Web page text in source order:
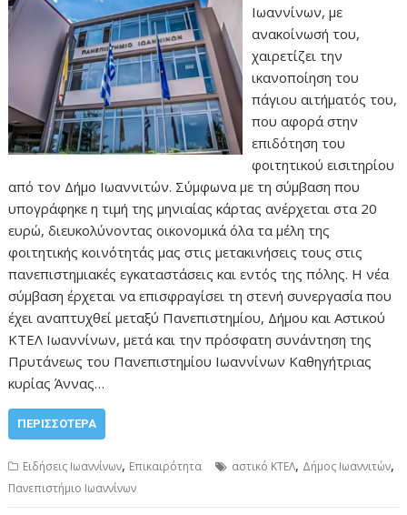
Ιωαννίνων, με
ανακοίνωσή του,
χαιρετίζει την
ικανοποίηση του
πάγιου αιτήματός του,
που αφορά στην
επιδότηση του
φοιτητικού εισιτηρίου
από τον Δήμο Ιωαννιτών. Σύμφωνα με τη σύμβαση που
υπογράφηκε η τιμή της μηνιαίας κάρτας ανέρχεται στα 20
ευρώ, διευκολύνοντας οικονομικά όλα τα μέλη της
φοιτητικής κοινότητάς μας στις μετακινήσεις τους στις
πανεπιστημιακές εγκαταστάσεις και εντός της πόλης. Η νέα
σύμβαση έρχεται να επισφραγίσει τη στενή συνεργασία που
έχει αναπτυχθεί μεταξύ Πανεπιστημίου, Δήμου και Αστικού
ΚΤΕΛ Ιωαννίνων, μετά και την πρόσφατη συνάντηση της
Πρυτάνεως του Πανεπιστημίου Ιωαννίνων Καθηγήτριας
κυρίας Άννας…
ΠΕΡΙΣΣΌΤΕΡΑ
Ειδήσεις Ιωαννίνων, Επικαιρότητα αστικό ΚΤΕΛ, Δήμος Ιωαννιτών,
Πανεπιστήμιο Ιωαννίνων